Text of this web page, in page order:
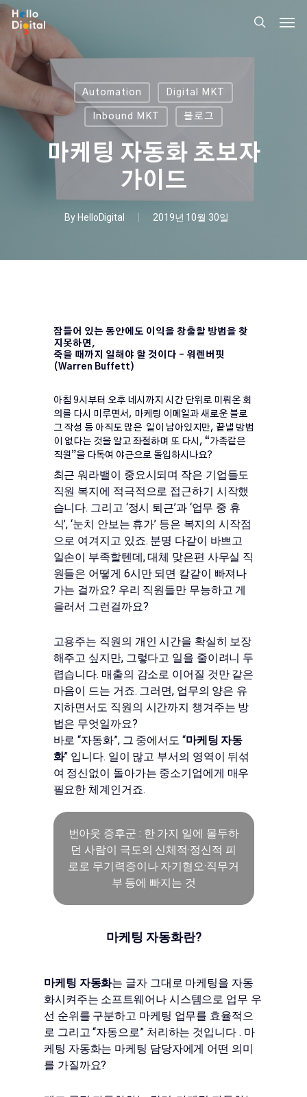
Skip
main
content
search
Automation Digital MKT
Inbound MKT 블로그
마케팅 자동화 초보자
가이드
By HelloDigital 2019년 10월 30일
잠들어 있는 동안에도 이익을 창출할 방법을 찾
지못하면,
죽을 때까지 일해야 할 것이다 – 워렌버핏
(Warren Buffett)
아침 9시부터 오후 네시까지 시간 단위로 미뤄온 회
의를 다시 미루면서, 마케팅 이메일과 새로운 블로
그 작성 등 아직도 많은 일이 남아있지만, 끝낼 방법
이 없다는 것을 알고 좌절하며 또 다시, “가족같은
직원”을 다독여 야근으로 돌입하시나요?
최근 워라밸이 중요시되며 작은 기업들도
직원 복지에 적극적으로 접근하기 시작했
습니다. 그리고 ‘정시 퇴근’과 ‘업무 중 휴
식’, ‘눈치 안보는 휴가’ 등은 복지의 시작점
으로 여겨지고 있죠. 분명 다같이 바쁘고
일손이 부족할텐데, 대체 맞은편 사무실 직
원들은 어떻게 6시만 되면 칼같이 빠져나
가는 걸까요? 우리 직원들만 무능하고 게
을러서 그런걸까요?
고용주는 직원의 개인 시간을 확실히 보장
해주고 싶지만, 그렇다고 일을 줄이려니 두
렵습니다. 매출의 감소로 이어질 것만 같은
마음이 드는 거죠. 그러면, 업무의 양은 유
지하면서도 직원의 시간까지 챙겨주는 방
법은 무엇일까요?
바로 “자동화”, 그 중에서도 “마케팅 자동
화” 입니다. 일이 많고 부서의 영역이 뒤섞
여 정신없이 돌아가는 중소기업에게 매우
필요한 체계인거죠.
번아웃 증후군 : 한 가지 일에 몰두하
던 사람이 극도의 신체적·정신적 피
로로 무기력증이나 자기혐오·직무거
부 등에 빠지는 것
마케팅 자동화란?
마케팅 자동화는 글자 그대로 마케팅을 자동
화시켜주는 소프트웨어나 시스템으로 업무 우
선 순위를 구분하고 마케팅 업무를 효율적으
로 그리고 “자동으로” 처리하는 것입니다 . 마
케팅 자동화는 마케팅 담당자에게 어떤 의미
를 가질까요?